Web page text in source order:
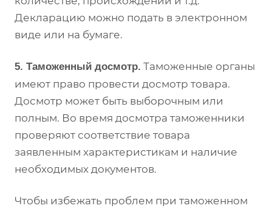
Декларацию можно подать в электронном
виде или на бумаге.
5. Таможенный досмотр. Таможенные органы
имеют право провести досмотр товара.
Досмотр может быть выборочным или
полным. Во время досмотра таможенники
проверяют соответствие товара
заявленным характеристикам и наличие
необходимых документов.
Чтобы избежать проблем при таможенном